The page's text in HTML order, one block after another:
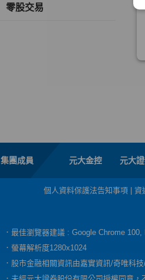
零股交易
集團成員 元大金控 元大
個人資料保護法告知事項 資
．最佳瀏覽器建議 : Google Chrome
．螢幕解析度1280x1024
．股市金融相關資訊由嘉實資訊/奇唯科